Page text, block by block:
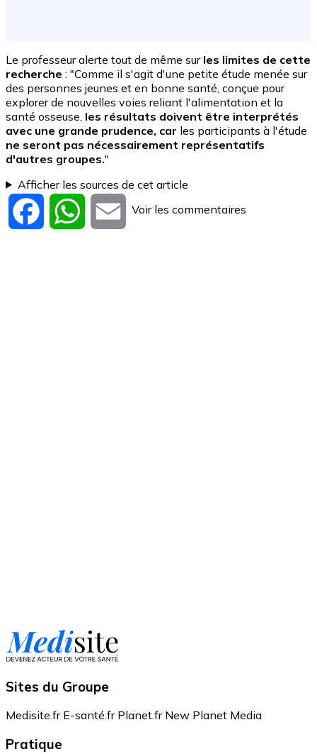
Le professeur alerte tout de même sur les limites de cette
recherche : "Comme il s'agit d'une petite étude menée sur
des personnes jeunes et en bonne santé, conçue pour
explorer de nouvelles voies reliant l'alimentation et la
santé osseuse, les résultats doivent être interprétés
avec une grande prudence, car les participants à l'étude
ne seront pas nécessairement représentatifs
d'autres groupes."
Afficher les sources de cet article
Facebook WhatsApp
Email
Voir les commentaires
Sites du Groupe
Medisite.fr E-santé.fr Planet.fr New Planet Media
Pratique